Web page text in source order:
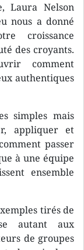
Laura Nelson
nous a donné
croissance
des croyants.
comment
authentiques
simples mais
appliquer et
passer
à une équipe
ensemble
tirés de
autant aux
de groupes